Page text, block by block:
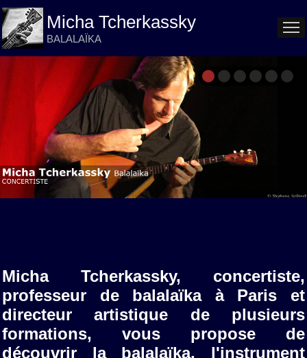
Micha Tcherkassky
BALALAÏKA
ACCUEIL BIOGRAPHIE
Micha Tcherkassky, concertiste,
professeur de balalaïka à Paris et
directeur artistique de plusieurs
formations, vous propose de
découvrir la balalaïka, l'instrument